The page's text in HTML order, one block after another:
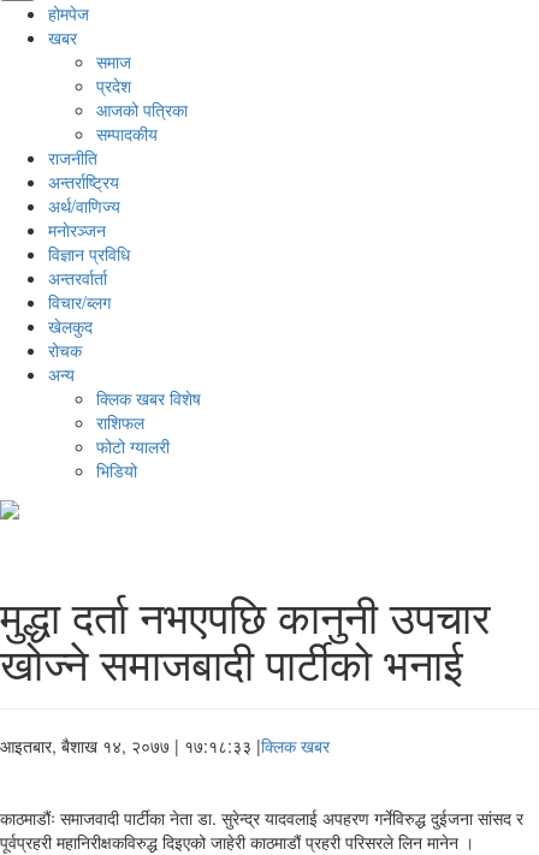
होमपेज
खबर
समाज
प्रदेश
आजको पत्रिका
सम्पादकीय
राजनीति
अन्तर्राष्ट्रिय
अर्थ/वाणिज्य
मनाेरञ्जन
विज्ञान प्रविधि
अन्तरर्वार्ता
विचार/ब्लग
खेलकुद
रोचक
अन्य
क्लिक खबर विशेष
राशिफल
फोटो ग्यालरी
भिडियो
मुद्धा दर्ता नभएपछि कानुनी उपचार
खोज्ने समाजबादी पार्टीको भनाई
आइतबार, बैशाख १४, २०७७ | १७:१८:३३ |क्लिक खबर
काठमाडौ‌ंः समाजवादी पार्टीका नेता डा. सुरेन्द्र यादवलाई अपहरण गर्नेविरुद्ध दुईजना सांसद र
पूर्वप्रहरी महानिरीक्षकविरुद्ध दिइएको जाहेरी काठमाडौं प्रहरी परिसरले लिन मानेन ।